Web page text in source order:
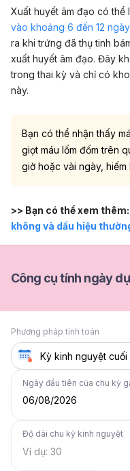
Xuất huyết âm đạo có thể
vào khoảng 6 đến 12
ra khi trứng đã thụ tinh
xuất huyết âm đạo. Đây
trong thai kỳ và chỉ có
này.
Bạn có thể nhận thấy
giọt máu lốm đốm trên
giờ hoặc vài ngày,
>> Bạn có thể xem thêm:
không và dấu hiệu
Công cụ tính ngày
Phương pháp tính toán
Ngày đầu tiên của chu kỳ
06/08/2026
Độ dài chu kỳ kinh nguyệt